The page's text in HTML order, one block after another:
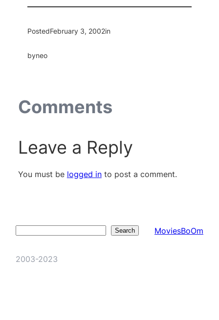
PostedFebruary 3, 2002in
byneo
Comments
Leave a Reply
You must be logged into post a comment.
Search MoviesBoOm
2003-2023